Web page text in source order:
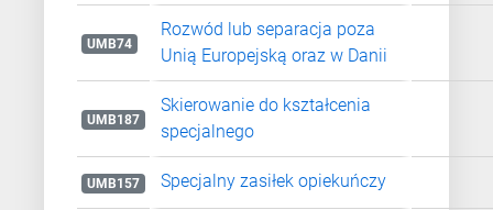
UMB74
Rozwód lub separacja poza
Unią Europejską oraz w Danii
UMB187
Skierowanie do kształcenia
specjalnego
UMB157 Specjalny zasiłek opiekuńczy